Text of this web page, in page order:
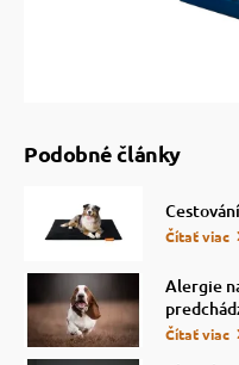
Podobné články
Čítať viac
Alergie
Čítať viac